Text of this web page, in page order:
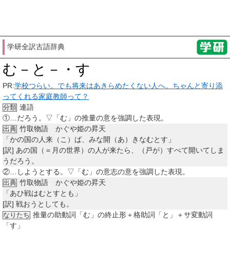
学研全訳古語辞典
む－と－・す
PR:学校つらい。でも将来はあきらめたくない人へ。ちゃんと寄り添
ってくれる家庭教師って？
分類 連語
① …だろう。▽「む」の推量の意を強調した表現。
出典 竹取物語 かぐや姫の昇天
「かの国の人来（こ）ば、みな開（あ）きなむとす」
[訳] あの国（＝月の世界）の人が来たら、（戸が）すべて開いてしま
うだろう。
② …しようとする。▽「む」の意志の意を強調した表現。
出典 竹取物語 かぐや姫の昇天
「あひ戦はむとすとも」
[訳] 戦おうとしても。
なりたち 推量の助動詞「む」の終止形＋格助詞「と」＋サ変動詞
「す」